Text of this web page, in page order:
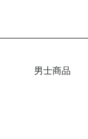
男士商品